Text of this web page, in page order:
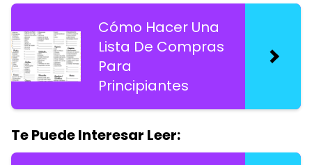
Cómo Hacer Una
Lista De Compras
Para
Principiantes
Te Puede Interesar Leer: